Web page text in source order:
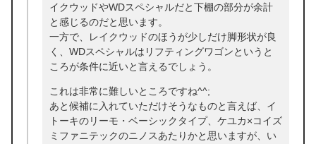
イクウッドやWDスペシャルだと下棚の部分が余計
と感じるのだと思います。
一方で、レイクウッドのほうが少しだけ脚形状が良
く、WDスペシャルはリフティングワゴンというと
ころが条件に近いと言えるでしょう。
これは非常に難しいところですね^^;
あと候補に入れていただけそうなものと言えば、イ
トーキのリーモ・ベーシックタイプ、ケユカ×コイズ
ミファニテックのニノスあたりかと思いますが、い